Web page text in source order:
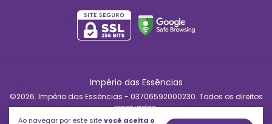
Ao navegar por este sitevocê aceita o
Império das Essências
©2026. Império das Essências - 03706592000230. Todos os direitos
reservados.